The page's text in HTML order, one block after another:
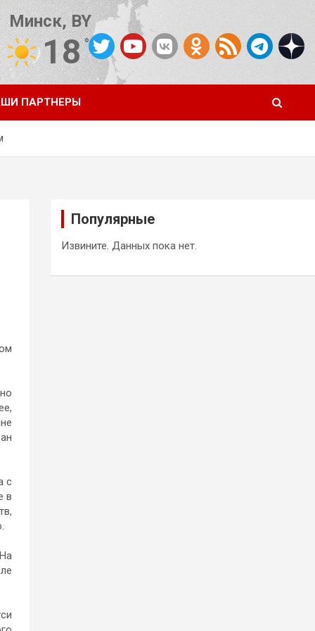
Минск, BY
18°C
от OpenWeatherMap
ПАРТНЕРЫ
с
в
Популярные
Извините. Данных пока нет.